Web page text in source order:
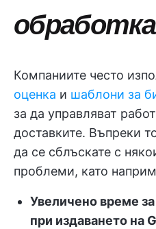
Компаниите често
оценка и шаблони за
за да управляват
доставките. Въпреки
да се сблъскате с
проблеми, като
Увеличено време
при издаването на